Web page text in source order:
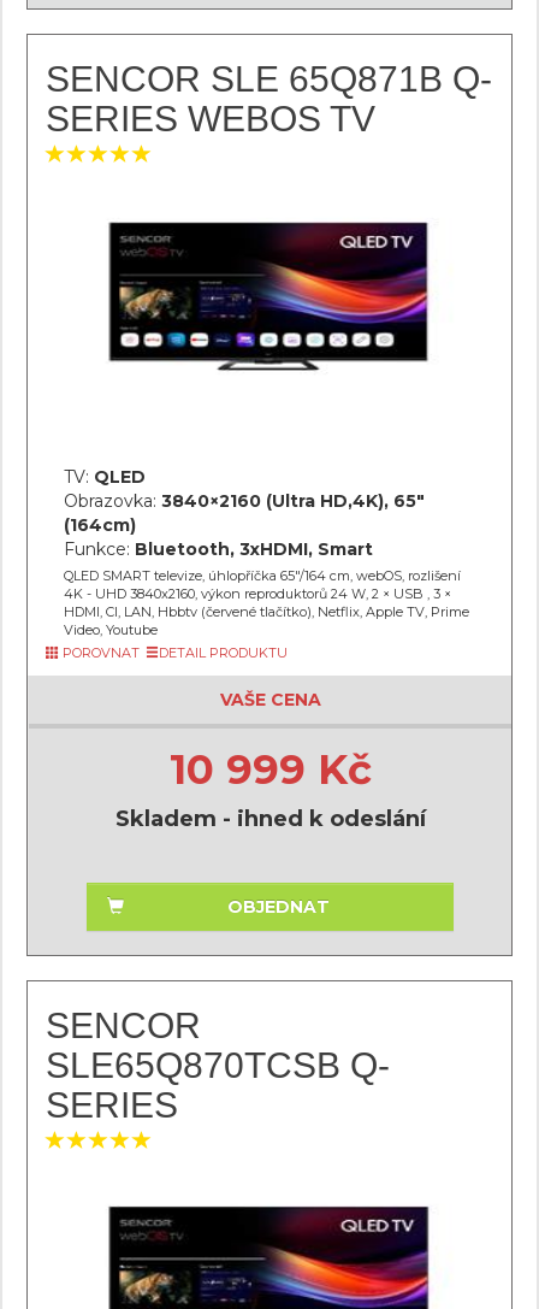
SENCOR SLE 65Q871B Q-
SERIES WEBOS TV
TV: QLED
Obrazovka: 3840×2160 (Ultra HD,4K), 65"
(164cm)
Funkce: Bluetooth, 3xHDMI, Smart
QLED SMART televize, úhlopříčka 65"/164 cm, webOS, rozlišení
4K - UHD 3840x2160, výkon reproduktorů 24 W, 2 × USB , 3 ×
HDMI, CI, LAN, Hbbtv (červené tlačítko), Netflix, Apple TV, Prime
Video, Youtube
POROVNAT
DETAIL PRODUKTU
VAŠE CENA
10 999 Kč
Skladem - ihned k odeslání
OBJEDNAT
SENCOR
SLE65Q870TCSB Q-
SERIES